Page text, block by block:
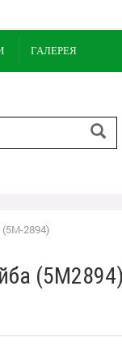
ГАЛЕРЕЯ
2894)